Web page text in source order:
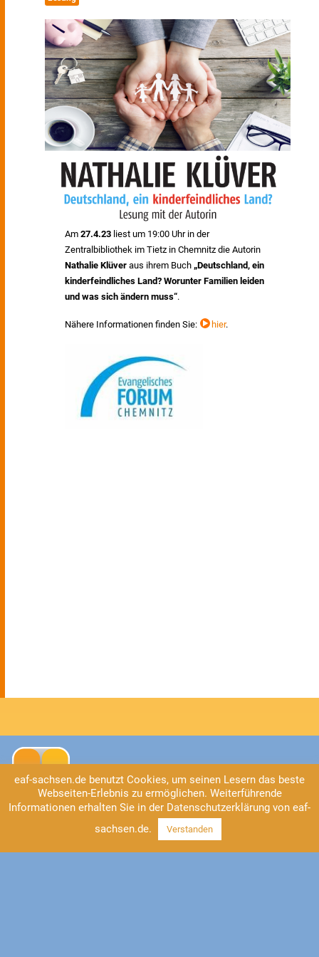
Am 27.4.23 liest um 19:00 Uhr in der
Zentralbibliothek im Tietz in Chemnitz die Autorin
Nathalie Klüveraus ihrem Buch „Deutschland, ein
kinderfeindliches Land? Worunter Familien leiden
und was sich ändern muss“.
Nähere Informationen finden Sie: hier.
EAF Sachsen
eaf-sachsen.de benutzt Cookies, um seinen Lesern das beste
Webseiten-Erlebnis zu ermöglichen. Weiterführende
Informationen erhalten Sie in der Datenschutzerklärung von eaf-
sachsen.de.
Verstanden